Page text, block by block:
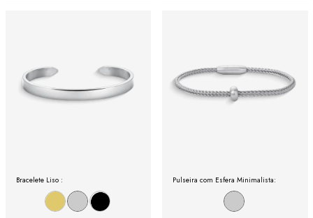
Bracelete Liso : Pulseira com Esfera Minimalista: